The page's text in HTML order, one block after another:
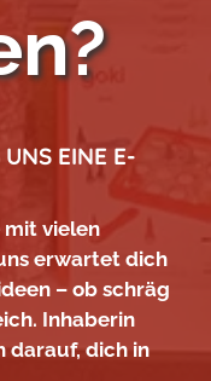
EINE E-
mit vielen
erwartet dich
– ob schräg
Inhaberin
darauf, dich in